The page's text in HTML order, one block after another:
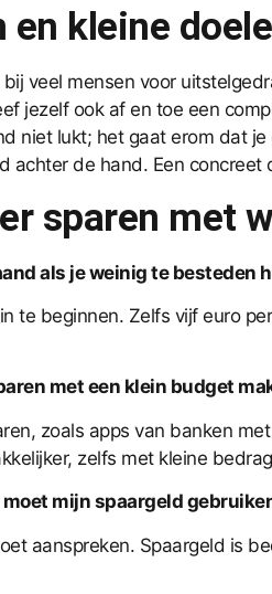
kleine
veel mensen voor
jezelf ook af en toe een
niet lukt; het gaat erom dat
de hand. Een concreet
sparen met
als je weinig te besteden
te beginnen. Zelfs vijf euro
met een klein budget
zoals apps van banken
zelfs met kleine
mijn spaargeld
aanspreken. Spaargeld is